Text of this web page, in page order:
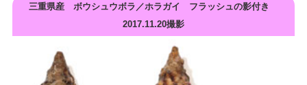
三重県産 ボウシュウボラ／ホラガイ フラッシュの影付き
2017.11.20撮影